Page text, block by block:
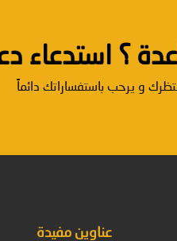
؟ استدعاء دعمنا
و يرحب باستفساراتك دائماً
عناوين مفيدة